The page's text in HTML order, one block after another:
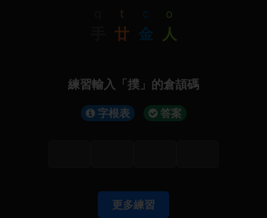
t
廿
c
金
o
人
練習輸入「撲」的倉頡碼
字根表 答案
更多練習